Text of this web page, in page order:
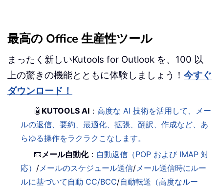
最高の Office 生産性ツール
まったく新しいKutools for Outlook を、100 以
上の驚きの機能とともに体験しましょう！ 今すぐ
ダウンロード！
🤖 KUTOOLS AI ：高度な AI 技術を活用して、メー
ルの返信、要約、最適化、拡張、翻訳、作成など、あ
らゆる操作をラクラクこなします。
📧メール自動化： 自動返信（POP および IMAP 対
応） /メールのスケジュール送信/メール送信時にルー
ルに基づいて自動 CC/BCC/自動転送（高度なルー